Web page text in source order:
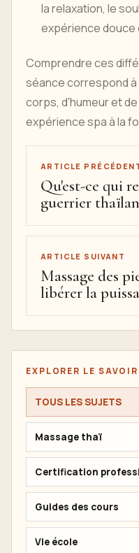
la relaxation, le
expérience douce
Comprendre ces
séance correspond
corps, d'humeur et
expérience spa à la
ARTICLE
Qu'est-ce qui
guerrier
ARTICLE SUIVANT
Massage des
libérer la
EXPLORER LE SAVOIR
TOUS LES SUJETS
Massage thaï
Certification
Guides des cours
Vie école